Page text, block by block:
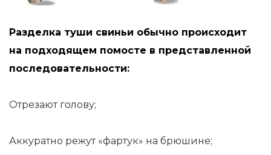
Разделка туши свиньи обычно происходит
на подходящем помосте в представленной
последовательности:
Отрезают голову;
Аккуратно режут «фартук» на брюшине;